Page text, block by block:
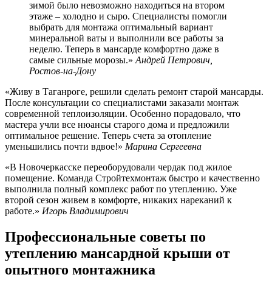
зимой было невозможно находиться на втором
этаже – холодно и сыро. Специалисты помогли
выбрать для монтажа оптимальный вариант
минеральной ваты и выполнили все работы за
неделю. Теперь в мансарде комфортно даже в
самые сильные морозы.» Андрей Петрович,
Ростов-на-Дону
«Живу в Таганроге, решили сделать ремонт старой мансарды.
После консультации со специалистами заказали монтаж
современной теплоизоляции. Особенно порадовало, что
мастера учли все нюансы старого дома и предложили
оптимальное решение. Теперь счета за отопление
уменьшились почти вдвое!» Марина Сергеевна
«В Новочеркасске переоборудовали чердак под жилое
помещение. Команда Стройтехмонтаж быстро и качественно
выполнила полный комплекс работ по утеплению. Уже
второй сезон живем в комфорте, никаких нареканий к
работе.» Игорь Владимирович
Профессиональные советы по
утеплению мансардной крыши от
опытного монтажника